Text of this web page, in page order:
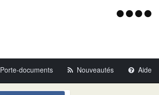
Menu
Porte-documents Nouveautés Aide